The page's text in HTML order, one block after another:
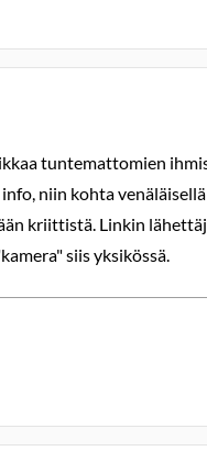
tuntemattomien
niin kohta
kriittistä. Linkin
siis yksikössä.